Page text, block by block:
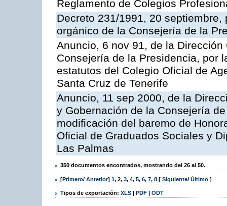
Reglamento de Colegios
Decreto 231/1991, 20
orgánico de la Consejería de la
Anuncio, 6 nov 91, de la
Consejería de la Presidencia, por
estatutos del Colegio Oficial de
Santa Cruz de Tenerife
Anuncio, 11 sep 2000, de la
y Gobernación de la Consejería
modificación del baremo de
Oficial de Graduados Sociales y
Las Palmas
350 documentos encontrados, mostrando del 26 al 50.
[Primero/ Anterior] 1, 2, 3, 4, 5, 6, 7, 8 [ Siguiente/ Último ]
Tipos de exportación: XLS | PDF | ODT